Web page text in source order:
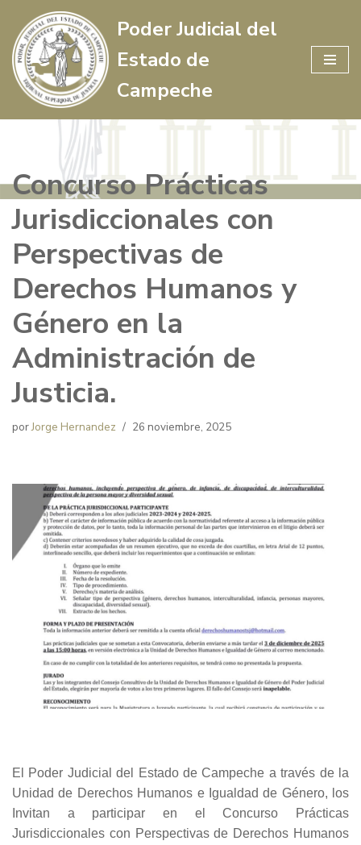
Saltar
al
contenido
Poder Judicial del
Estado de
Campeche
Concurso Prácticas
Jurisdiccionales con
Perspectivas de
Derechos Humanos y
Género en la
Administración de
Justicia.
porJorge Hernandez 26 noviembre, 2025
El Poder Judicial del Estado de Campeche a través de la
Unidad de Derechos Humanos e Igualdad de Género, los
Invitan a participar en el Concurso Prácticas
Jurisdiccionales con Perspectivas de Derechos Humanos